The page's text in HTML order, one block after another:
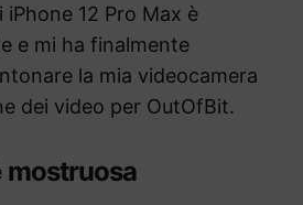
12 Pro Max è
e mi ha finalmente
la mia videocamera
dei video per OutOfBit.
mostruosa